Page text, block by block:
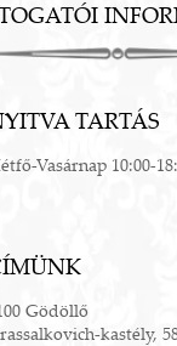
TARTÁS
Vasárnap 10:00-
Gödöllő
kastély,